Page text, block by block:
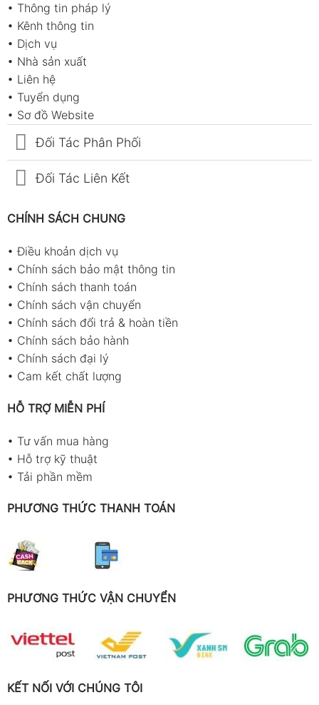
• Thông tin pháp lý
• Kênh thông tin
• Dịch vụ
• Nhà sản xuất
• Liên hệ
• Tuyển dụng
• Sơ đồ Website
Đối Tác Phân Phối
Đối Tác Liên Kết
CHÍNH SÁCH CHUNG
•Điều khoản dịch vụ
• Chính sách bảo mật thông tin
• Chính sách thanh toán
• Chính sách vận chuyển
• Chính sách đổi trả & hoàn tiền
• Chính sách bảo hành
• Chính sách đại lý
• Cam kết chất lượng
HỖ TRỢ MIỄN PHÍ
• Tư vấn mua hàng
• Hỗ trợ kỹ thuật
• Tải phần mềm
PHƯƠNG THỨC THANH TOÁN
PHƯƠNG THỨC VẬN CHUYỂN
KẾT NỐI VỚI CHÚNG TÔI